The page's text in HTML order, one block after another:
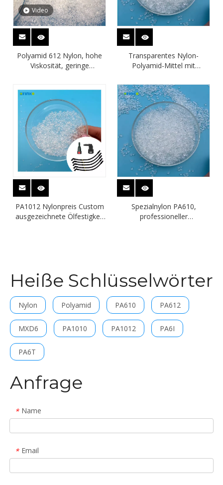
Video
Polyamid 612 Nylon, hohe
Viskosität, geringe
Transparentes Nylon-
Polyamid-Mittel mit
Wasseraufnahme, Nylon für
militärische Ausrüstung
PA1012 Nylonpreis Custom
ausgezeichnete Ölfestigkeit
Spezialnylon PA610,
professioneller
Heiße Schlüsselwörter
Nylon Polyamid PA610 PA612
MXD6 PA1010 PA1012 PA6I
PA6T
Anfrage
* Name
* Email